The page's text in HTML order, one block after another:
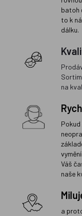
batoh
to k
dálku.
na
Váš
naše
a